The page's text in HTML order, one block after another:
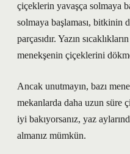
çiçeklerin yavaşça solmaya
solmaya başlaması, bitkinin
parçasıdır. Yazın
menekşenin çiçeklerini
Ancak unutmayın, bazı
mekanlarda daha uzun süre
iyi bakıyorsanız, yaz
almanız mümkün.